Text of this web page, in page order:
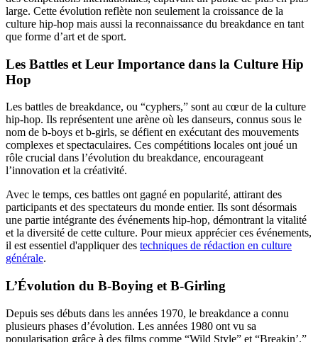
large. Cette évolution reflète non seulement la croissance de la
culture hip-hop mais aussi la reconnaissance du breakdance en tant
que forme d’art et de sport.
Les Battles et Leur Importance dans la Culture Hip
Hop
Les battles de breakdance, ou “cyphers,” sont au cœur de la culture
hip-hop. Ils représentent une arène où les danseurs, connus sous le
nom de b-boys et b-girls, se défient en exécutant des mouvements
complexes et spectaculaires. Ces compétitions locales ont joué un
rôle crucial dans l’évolution du breakdance, encourageant
l’innovation et la créativité.
Avec le temps, ces battles ont gagné en popularité, attirant des
participants et des spectateurs du monde entier. Ils sont désormais
une partie intégrante des événements hip-hop, démontrant la vitalité
et la diversité de cette culture. Pour mieux apprécier ces événements,
il est essentiel d'appliquer des techniques de rédaction en culture
générale.
L’Évolution du B-Boying et B-Girling
Depuis ses débuts dans les années 1970, le breakdance a connu
plusieurs phases d’évolution. Les années 1980 ont vu sa
popularisation grâce à des films comme “Wild Style” et “Breakin’.”